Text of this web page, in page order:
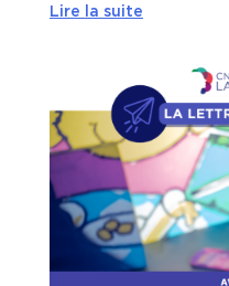
Lire la suite